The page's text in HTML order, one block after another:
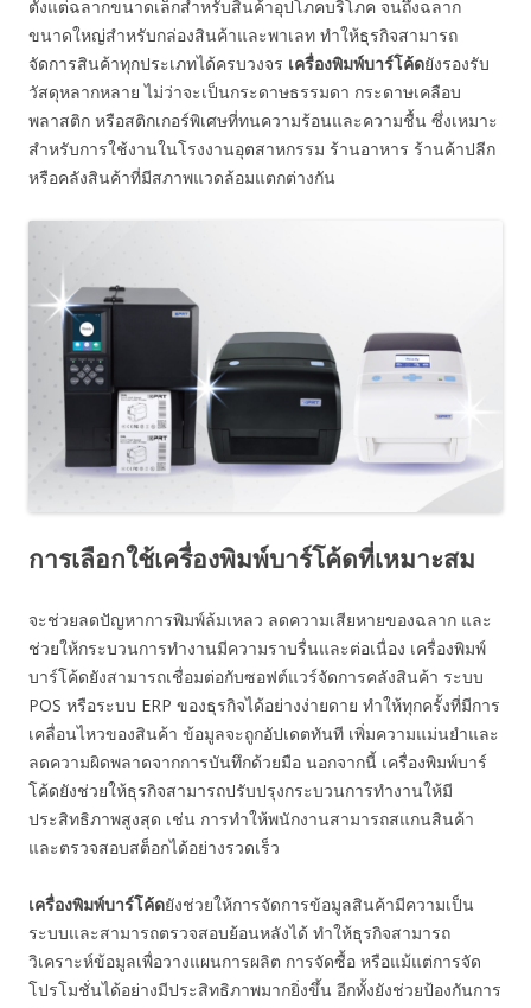
ตั้งแต่ฉลากขนาดเล็กสำหรับสินค้าอุปโภคบริโภค จนถึงฉลาก
ขนาดใหญ่สำหรับกล่องสินค้าและพาเลท ทำให้ธุรกิจสามารถ
จัดการสินค้าทุกประเภทได้ครบวงจร เครื่องพิมพ์บาร์โค้ดยังรองรับ
วัสดุหลากหลาย ไม่ว่าจะเป็นกระดาษธรรมดา กระดาษเคลือบ
พลาสติก หรือสติกเกอร์พิเศษที่ทนความร้อนและความชื้น ซึ่งเหมาะ
สำหรับการใช้งานในโรงงานอุตสาหกรรม ร้านอาหาร ร้านค้าปลีก
หรือคลังสินค้าที่มีสภาพแวดล้อมแตกต่างกัน
การเลือกใช้เครื่องพิมพ์บาร์โค้ดที่เหมาะสม
จะช่วยลดปัญหาการพิมพ์ล้มเหลว ลดความเสียหายของฉลาก และ
ช่วยให้กระบวนการทำงานมีความราบรื่นและต่อเนื่อง เครื่องพิมพ์
บาร์โค้ดยังสามารถเชื่อมต่อกับซอฟต์แวร์จัดการคลังสินค้า ระบบ
POS หรือระบบ ERP ของธุรกิจได้อย่างง่ายดาย ทำให้ทุกครั้งที่มีการ
เคลื่อนไหวของสินค้า ข้อมูลจะถูกอัปเดตทันที เพิ่มความแม่นยำและ
ลดความผิดพลาดจากการบันทึกด้วยมือ นอกจากนี้ เครื่องพิมพ์บาร์
โค้ดยังช่วยให้ธุรกิจสามารถปรับปรุงกระบวนการทำงานให้มี
ประสิทธิภาพสูงสุด เช่น การทำให้พนักงานสามารถสแกนสินค้า
และตรวจสอบสต็อกได้อย่างรวดเร็ว
เครื่องพิมพ์บาร์โค้ดยังช่วยให้การจัดการข้อมูลสินค้ามีความเป็น
ระบบและสามารถตรวจสอบย้อนหลังได้ ทำให้ธุรกิจสามารถ
วิเคราะห์ข้อมูลเพื่อวางแผนการผลิต การจัดซื้อ หรือแม้แต่การจัด
โปรโมชั่นได้อย่างมีประสิทธิภาพมากยิ่งขึ้น อีกทั้งยังช่วยป้องกันการ